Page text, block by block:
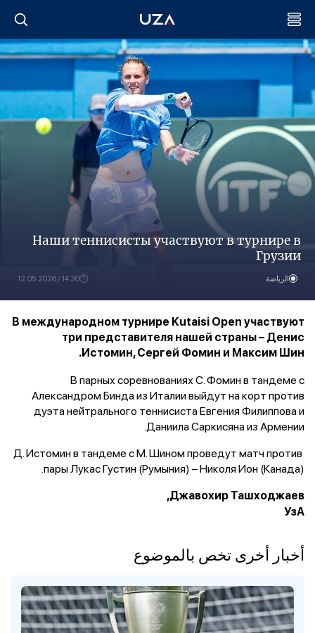
Наши теннисисты участвуют в турнире в
Грузии
الرياضة 14:30 / 12.05.2026
В международном турнире Kutaisi Open участвуют
три представителя нашей страны – Денис
Истомин, Сергей Фомин и Максим Шин.
В парных соревнованиях С. Фомин в тандеме с
Александром Бинда из Италии выйдут на корт против
дуэта нейтрального теннисиста Евгения Филиппова и
Даниила Саркисяна из Армении.
Д. Истомин в тандеме с М. Шином проведут матч против
пары Лукас Густин (Румыния) – Николя Ион (Канада).
Джавохир Ташходжаев,
УзА
أخبار أخرى تخص بالموضوع